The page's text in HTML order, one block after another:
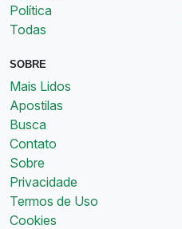
Política
Todas
SOBRE
Mais Lidos
Apostilas
Busca
Contato
Sobre
Privacidade
Termos de Uso
Cookies